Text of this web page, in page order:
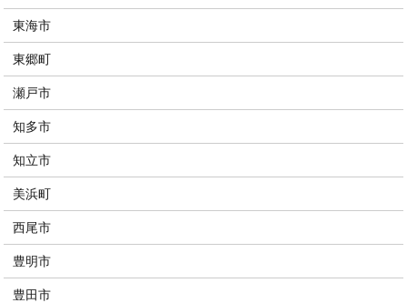
東海市
東郷町
瀬戸市
知多市
知立市
美浜町
西尾市
豊明市
豊田市